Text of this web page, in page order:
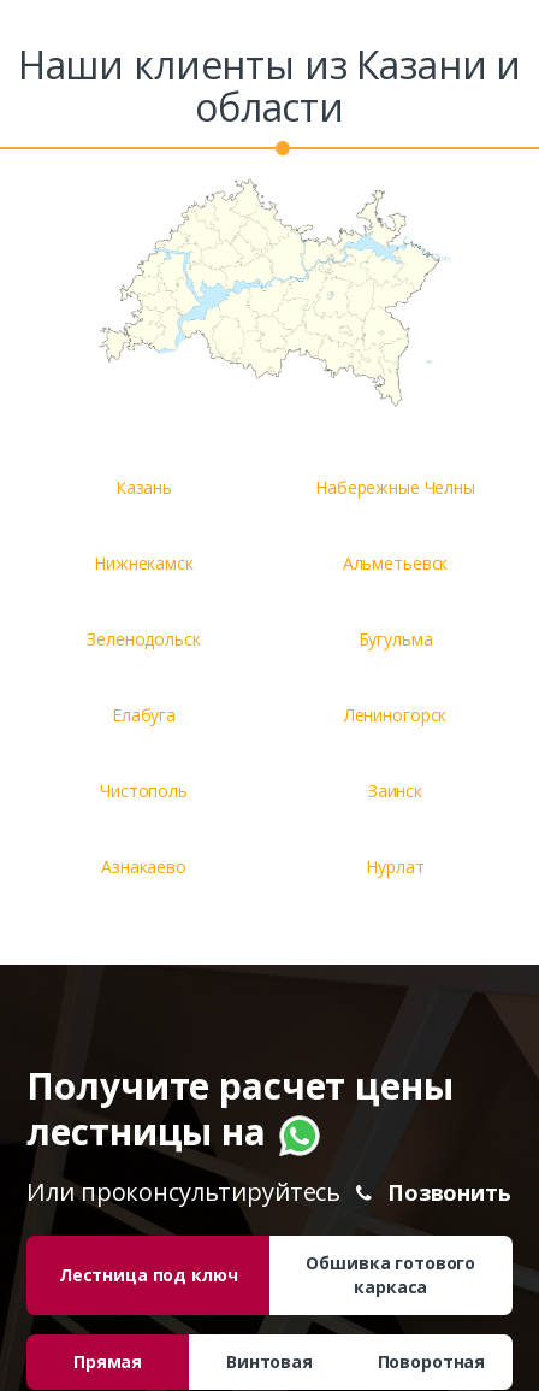
Наши клиенты из Казани и
области
Казань Набережные Челны
Нижнекамск Альметьевск
Зеленодольск Бугульма
Елабуга Лениногорск
Чистополь Заинск
Азнакаево Нурлат
Получите расчет цены
лестницы на
Или проконсультируйтесь Позвонить
Лестница под ключ
Обшивка готового
каркаса
Прямая Винтовая Поворотная